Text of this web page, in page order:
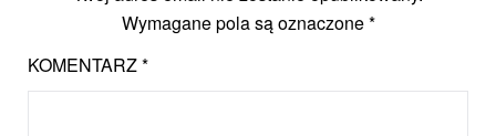
Wymagane pola są oznaczone*
KOMENTARZ*